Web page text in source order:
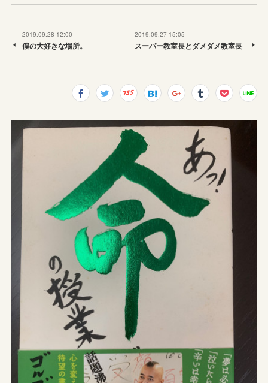
2019.09.28 12:00
僕の大好きな場所。
2019.09.27 15:05
スーパー教室長とダメダメ教室長